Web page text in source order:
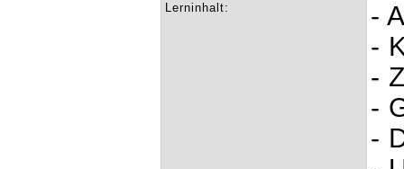
Lerninhalt:
-
-
-
-
-